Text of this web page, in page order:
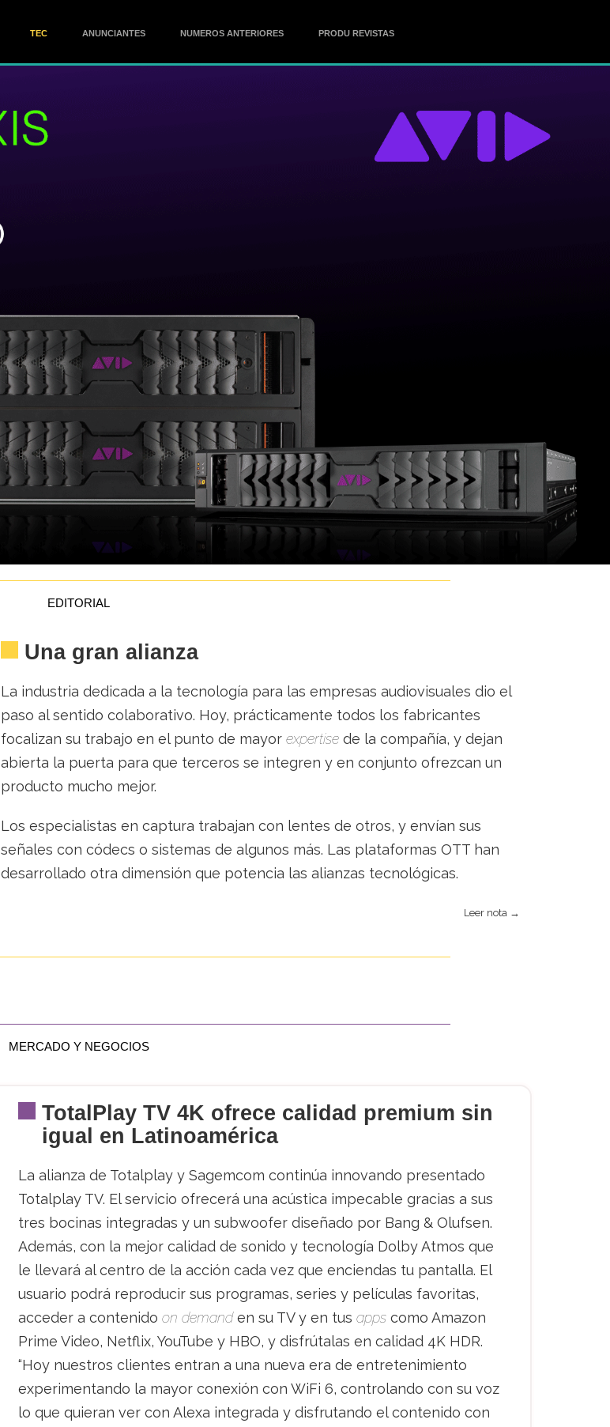
TEC ANUNCIANTES NUMEROS ANTERIORES PRODU REVISTAS
EDITORIAL
Una gran alianza
La industria dedicada a la tecnología para las empresas audiovisuales dio el
paso al sentido colaborativo. Hoy, prácticamente todos los fabricantes
focalizan su trabajo en el punto de mayor expertisede la compañía, y dejan
abierta la puerta para que terceros se integren y en conjunto ofrezcan un
producto mucho mejor.
Los especialistas en captura trabajan con lentes de otros, y envían sus
señales con códecs o sistemas de algunos más. Las plataformas OTT han
desarrollado otra dimensión que potencia las alianzas tecnológicas.
Leer nota →
MERCADO Y NEGOCIOS
TotalPlay TV 4K ofrece calidad premium sin
igual en Latinoamérica
La alianza de Totalplay y Sagemcom continúa innovando presentado
Totalplay TV. El servicio ofrecerá una acústica impecable gracias a sus
tres bocinas integradas y un subwoofer diseñado por Bang & Olufsen.
Además, con la mejor calidad de sonido y tecnología Dolby Atmos que
le llevará al centro de la acción cada vez que enciendas tu pantalla. El
usuario podrá reproducir sus programas, series y películas favoritas,
acceder a contenidoon demanden su TV y en tusapps como Amazon
Prime Video, Netflix, YouTube y HBO, y disfrútalas en calidad 4K HDR.
“Hoy nuestros clientes entran a una nueva era de entretenimiento
experimentando la mayor conexión con WiFi 6, controlando con su voz
lo que quieran ver con Alexa integrada y disfrutando el contenido con